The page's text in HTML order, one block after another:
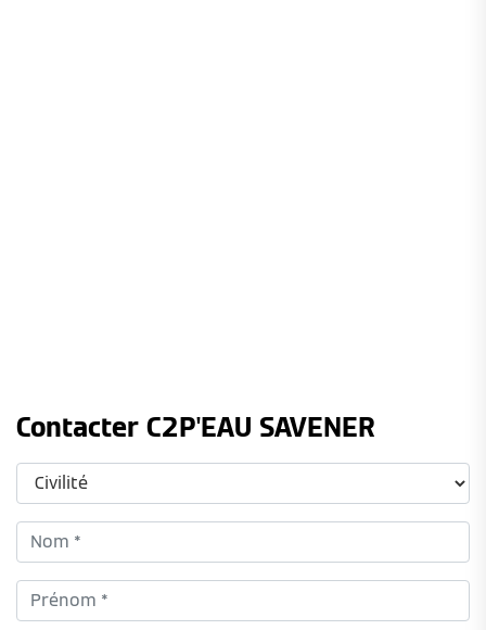
Contacter C2P'EAU SAVENER